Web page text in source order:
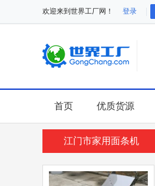
欢迎来到世界工厂网！ 登录
首页 优质货源
江门市家用面条机